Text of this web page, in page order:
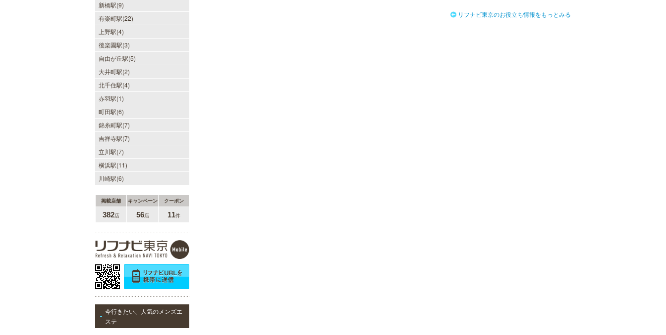
新橋駅(9)
有楽町駅(22)
上野駅(4)
後楽園駅(3)
自由が丘駅(5)
大井町駅(2)
北千住駅(4)
赤羽駅(1)
町田駅(6)
錦糸町駅(7)
吉祥寺駅(7)
立川駅(7)
横浜駅(11)
川崎駅(6)
掲載店舗 キャンペーン クーポン
382店 56店 11件
今行きたい、人気のメンズエ
ステ
リフナビ東京のお役立ち情報をもっとみる